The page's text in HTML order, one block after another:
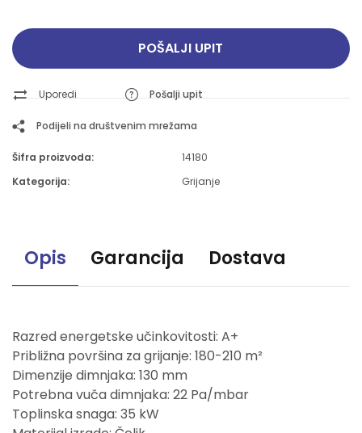
POŠALJI UPIT
Uporedi Pošalji upit
Podijeli na društvenim mrežama
Šifra proizvoda:
14180
Kategorija:
Grijanje
Opis Garancija Dostava
Razred energetske učinkovitosti: A+
Približna površina za grijanje: 180-210 m²
Dimenzije dimnjaka: 130 mm
Potrebna vuča dimnjaka: 22 Pa/mbar
Toplinska snaga: 35 kW